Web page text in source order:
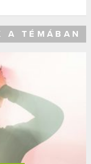
A TÉMÁBAN